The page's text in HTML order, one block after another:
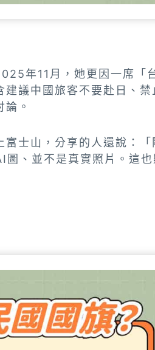
年11月，她更因一席「
議中國旅客不要赴日、禁
。
士山，分享的人還說：「
、並不是真實照片。這也